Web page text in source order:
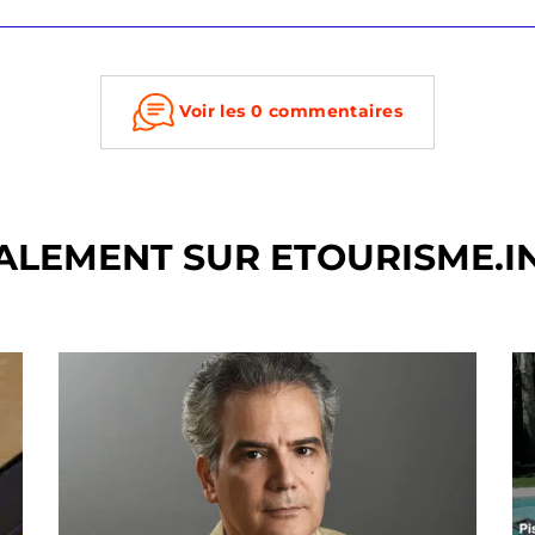
Voir les 0 commentaires
SUR